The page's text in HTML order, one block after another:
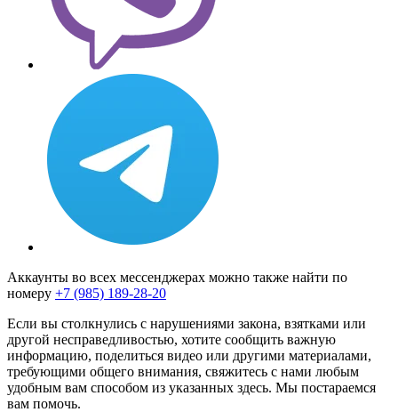
Аккаунты во всех мессенджерах можно также найти по
номеру +7 (985) 189-28-20
Если вы столкнулись с нарушениями закона, взятками или
другой несправедливостью, хотите сообщить важную
информацию, поделиться видео или другими материалами,
требующими общего внимания, свяжитесь с нами любым
удобным вам способом из указанных здесь. Мы постараемся
вам помочь.